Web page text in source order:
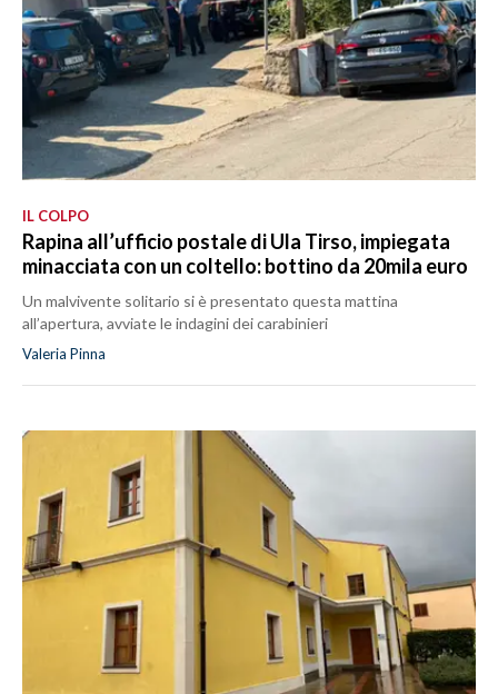
IL COLPO
Rapina all’ufficio postale di Ula Tirso, impiegata
minacciata con un coltello: bottino da 20mila euro
Un malvivente solitario si è presentato questa mattina
all’apertura, avviate le indagini dei carabinieri
Valeria Pinna